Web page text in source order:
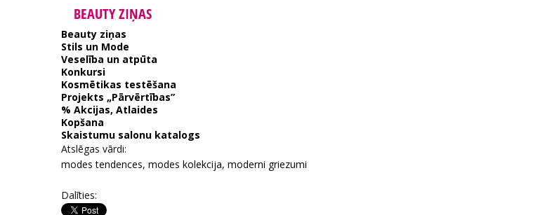
BEAUTY ZIŅAS
Beauty ziņas
Stils un Mode
Veselība un atpūta
Konkursi
Kosmētikas testēšana
Projekts „Pārvērtības”
% Akcijas, Atlaides
Kopšana
Skaistumu salonu katalogs
Atslēgas vārdi:
modes tendences, modes kolekcija, moderni griezumi
Dalīties: